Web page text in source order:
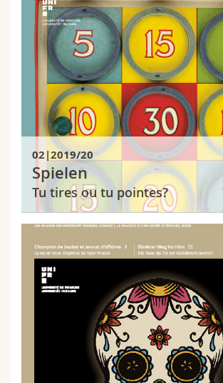
02|2019/20
Spielen
Tu tires ou tu pointes?